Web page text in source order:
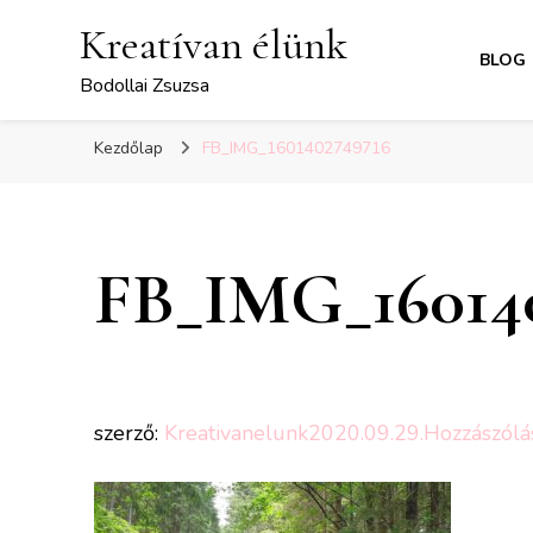
Kreatívan élünk
Bodollai Zsuzsa
BLOG
Kezdőlap FB_IMG_1601402749716
szerző: Kreativanelunk2020.09.29.